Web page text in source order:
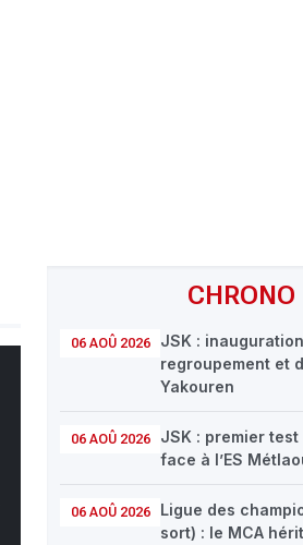
CHRONO
06 AOÛ 2026
JSK :
regroupement et
Yakouren
06 AOÛ 2026
JSK : premier test
face à l’ES
06 AOÛ 2026
Ligue des
sort) : le MCA